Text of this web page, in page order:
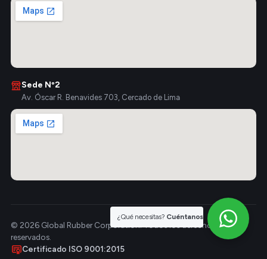
Sede Nº2
Av. Óscar R. Benavides 703, Cercado de Lima
© 2026 Global Rubber Corporation. Todos los derechos
reservados.
Certificado ISO 9001:2015
¿Qué necesitas? Cuéntanos